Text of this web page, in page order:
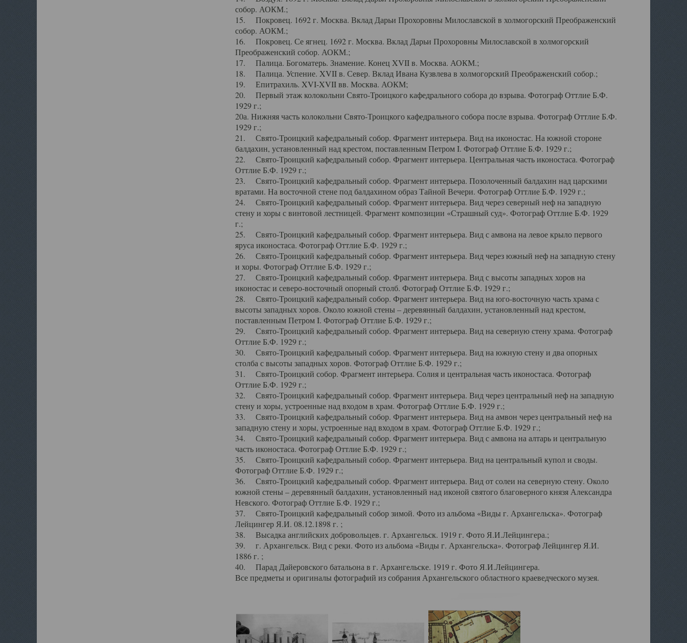
собор. АОКМ.;
15. Покровец. 1692 г. Москва. Вклад Дарьи Прохоровны Милославской в холмогорский Преображенский
собор. АОКМ.;
16. Покровец. Се ягнец. 1692 г. Москва. Вклад Дарьи Прохоровны Милославской в холмогорский
Преображенский собор. АОКМ.;
17. Палица. Богоматерь. Знамение. Конец XVII в. Москва. АОКМ.;
18. Палица. Успение. XVII в. Север. Вклад Ивана Кузвлева в холмогорский Преображенский собор.;
19. Епитрахиль. XVI-XVII вв. Москва. АОКМ;
20. Первый этаж колокольни Свято-Троицкого кафедрального собора до взрыва. Фотограф Оттлие Б.Ф.
1929 г.;
20а. Нижняя часть колокольни Свято-Троицкого кафедрального собора после взрыва. Фотограф Оттлие Б.Ф.
1929 г.;
21. Свято-Троицкий кафедральный собор. Фрагмент интерьера. Вид на иконостас. На южной стороне
балдахин, установленный над крестом, поставленным Петром I. Фотограф Оттлие Б.Ф. 1929 г.;
22. Свято-Троицкий кафедральный собор. Фрагмент интерьера. Центральная часть иконостаса. Фотограф
Оттлие Б.Ф. 1929 г.;
23. Свято-Троицкий кафедральный собор. Фрагмент интерьера. Позолоченный балдахин над царскими
вратами. На восточной стене под балдахином образ Тайной Вечери. Фотограф Оттлие Б.Ф. 1929 г.;
24. Свято-Троицкий кафедральный собор. Фрагмент интерьера. Вид через северный неф на западную
стену и хоры с винтовой лестницей. Фрагмент композиции «Страшный суд». Фотограф Оттлие Б.Ф. 1929
г.;
25. Свято-Троицкий кафедральный собор. Фрагмент интерьера. Вид с амвона на левое крыло первого
яруса иконостаса. Фотограф Оттлие Б.Ф. 1929 г.;
26. Свято-Троицкий кафедральный собор. Фрагмент интерьера. Вид через южный неф на западную стену
и хоры. Фотограф Оттлие Б.Ф. 1929 г.;
27. Свято-Троицкий кафедральный собор. Фрагмент интерьера. Вид с высоты западных хоров на
иконостас и северо-восточный опорный столб. Фотограф Оттлие Б.Ф. 1929 г.;
28. Свято-Троицкий кафедральный собор. Фрагмент интерьера. Вид на юго-восточную часть храма с
высоты западных хоров. Около южной стены – деревянный балдахин, установленный над крестом,
поставленным Петром I. Фотограф Оттлие Б.Ф. 1929 г.;
29. Свято-Троицкий кафедральный собор. Фрагмент интерьера. Вид на северную стену храма. Фотограф
Оттлие Б.Ф. 1929 г.;
30. Свято-Троицкий кафедральный собор. Фрагмент интерьера. Вид на южную стену и два опорных
столба с высоты западных хоров. Фотограф Оттлие Б.Ф. 1929 г.;
31. Свято-Троицкий собор. Фрагмент интерьера. Солия и центральная часть иконостаса. Фотограф
Оттлие Б.Ф. 1929 г.;
32. Свято-Троицкий кафедральный собор. Фрагмент интерьера. Вид через центральный неф на западную
стену и хоры, устроенные над входом в храм. Фотограф Оттлие Б.Ф. 1929 г.;
33. Свято-Троицкий кафедральный собор. Фрагмент интерьера. Вид на амвон через центральный неф на
западную стену и хоры, устроенные над входом в храм. Фотограф Оттлие Б.Ф. 1929 г.;
34. Свято-Троицкий кафедральный собор. Фрагмент интерьера. Вид с амвона на алтарь и центральную
часть иконостаса. Фотограф Оттлие Б.Ф. 1929 г.;
35. Свято-Троицкий кафедральный собор. Фрагмент интерьера. Вид на центральный купол и своды.
Фотограф Оттлие Б.Ф. 1929 г.;
36. Свято-Троицкий кафедральный собор. Фрагмент интерьера. Вид от солеи на северную стену. Около
южной стены – деревянный балдахин, установленный над иконой святого благоверного князя Александра
Невского. Фотограф Оттлие Б.Ф. 1929 г.;
37. Свято-Троицкий кафедральный собор зимой. Фото из альбома «Виды г. Архангельска». Фотограф
Лейцингер Я.И. 08.12.1898 г. ;
38. Высадка английских добровольцев. г. Архангельск. 1919 г. Фото Я.И.Лейцингера.;
39. г. Архангельск. Вид с реки. Фото из альбома «Виды г. Архангельска». Фотограф Лейцингер Я.И.
1886 г. ;
40. Парад Дайеровского батальона в г. Архангельске. 1919 г. Фото Я.И.Лейцингера.
Все предметы и оригиналы фотографий из собрания Архангельского областного краеведческого музея.